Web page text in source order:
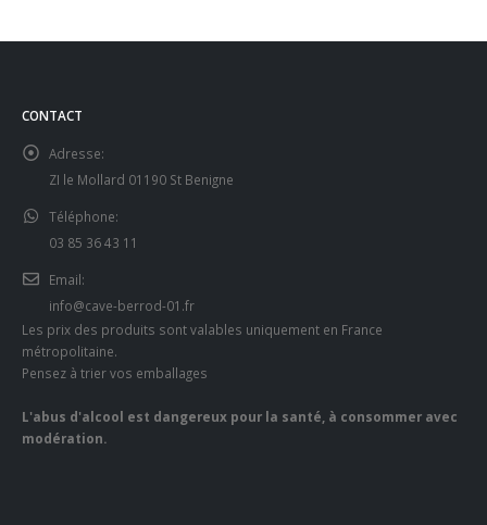
CONTACT
Adresse:
ZI le Mollard 01190 St Benigne
Téléphone:
03 85 36 43 11
Email:
info@cave-berrod-01.fr
Les prix des produits sont valables uniquement en France
métropolitaine.
Pensez à trier vos emballages
L'abus d'alcool est dangereux pour la santé, à consommer avec
modération.